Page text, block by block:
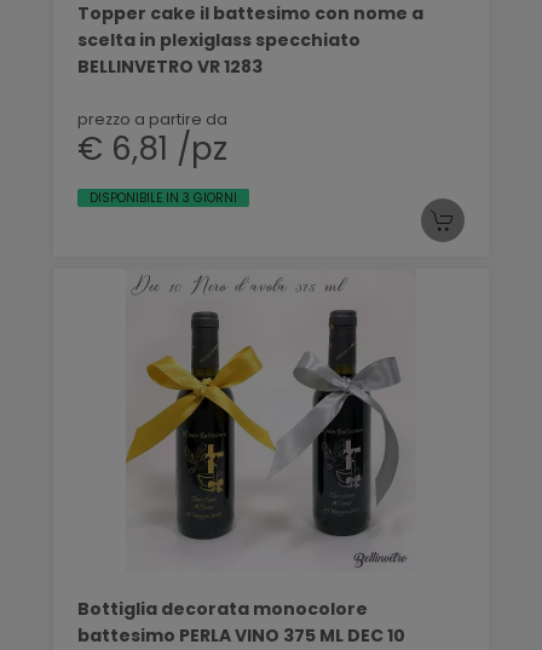
Topper cake il battesimo con nome a
scelta in plexiglass specchiato
BELLINVETRO VR 1283
prezzo a partire da
€ 6,81 /pz
DISPONIBILE IN 3 GIORNI
Bottiglia decorata monocolore
battesimo PERLA VINO 375 ML DEC 10